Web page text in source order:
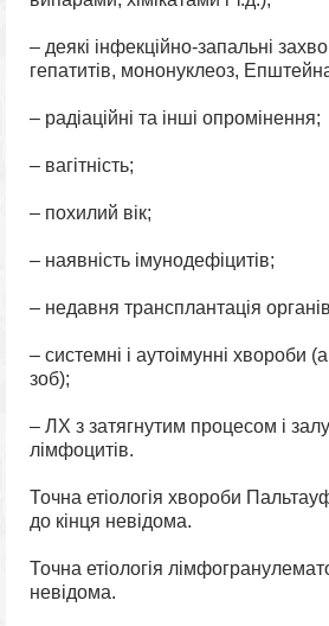
– деякі інфекційно-запальні
гепатитів, мононуклеоз,
– радіаційні та інші опромінення;
– вагітність;
– похилий вік;
– наявність імунодефіцитів;
– недавня трансплантація
– системні і аутоімунні хвороби
зоб);
– ЛХ з затягнутим процесом і
лімфоцитів.
Точна етіологія хвороби
до кінця невідома.
Точна етіологія
невідома.